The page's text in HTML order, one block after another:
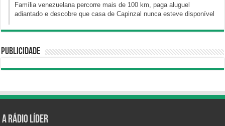
Família venezuelana percorre mais de 100 km, paga aluguel
adiantado e descobre que casa de Capinzal nunca esteve disponível
Publicidade
A Rádio Líder